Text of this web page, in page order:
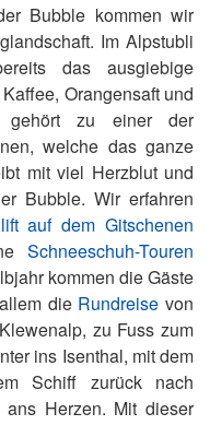
Bubble kommen wir
Im Alpstubli
das ausgiebige
Orangensaft und
gehört zu einer der
welche das ganze
mit viel Herzblut und
Bubble. Wir erfahren
auf dem Gitschenen
Schneeschuh-Touren
kommen die Gäste
die Rundreise von
zu Fuss zum
ins Isenthal, mit dem
Schiff zurück nach
Herzen. Mit dieser